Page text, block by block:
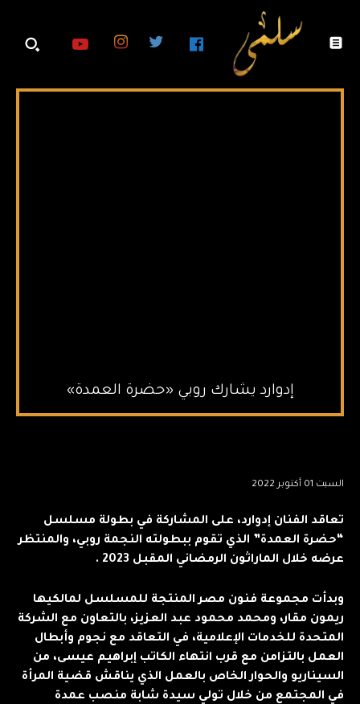
إدوارد يشارك روبي «حضرة العمدة»
السبت 01 أكتوبر 2022
تعاقد الفنان إدوارد، على المشاركة في بطولة مسلسل
“حضرة العمدة” الذي تقوم ببطولته النجمة روبي، والمنتظر
عرضه خلال الماراثون الرمضاني المقبل 2023 .
وبدأت مجموعة فنون مصر المنتجة للمسلسل لمالكيها
ريمون مقار، ومحمد محمود عبد العزيز، بالتعاون مع الشركة
المتحدة للخدمات الإعلامية، في التعاقد مع نجوم وأبطال
العمل بالتزامن مع قرب انتهاء الكاتب إبراهيم عيسى، من
السيناريو والحوار الخاص بالعمل الذي يناقش قضية المرأة
في المجتمع من خلال تولي سيدة شابة منصب عمدة